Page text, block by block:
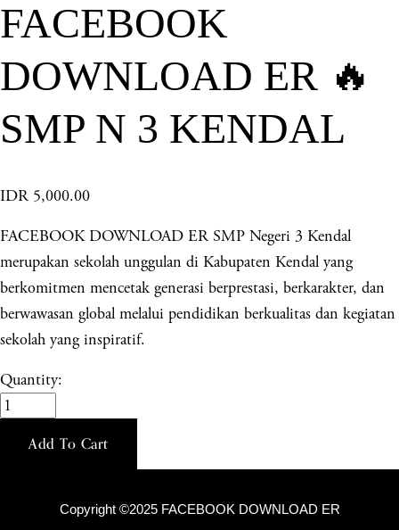
FACEBOOK
DOWNLOAD ER 🔥
SMP N 3 KENDAL
IDR 5,000.00
FACEBOOK DOWNLOAD ER SMP Negeri 3 Kendal
merupakan sekolah unggulan di Kabupaten Kendal yang
berkomitmen mencetak generasi berprestasi, berkarakter, dan
berwawasan global melalui pendidikan berkualitas dan kegiatan
sekolah yang inspiratif.
Quantity:
Add To Cart
Copyright ©2025 FACEBOOK DOWNLOAD ER